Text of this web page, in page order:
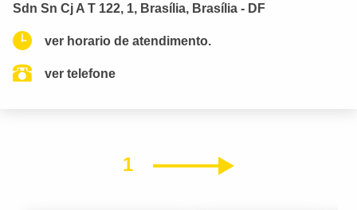
Sdn Sn Cj A T 122, 1, Brasília, Brasília - DF
ver horario de atendimento.
ver telefone
1 Próximo